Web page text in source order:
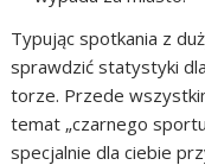
Typując spotkania z
sprawdzić statystyki
torze. Przede
temat „czarnego
specjalnie dla ciebie